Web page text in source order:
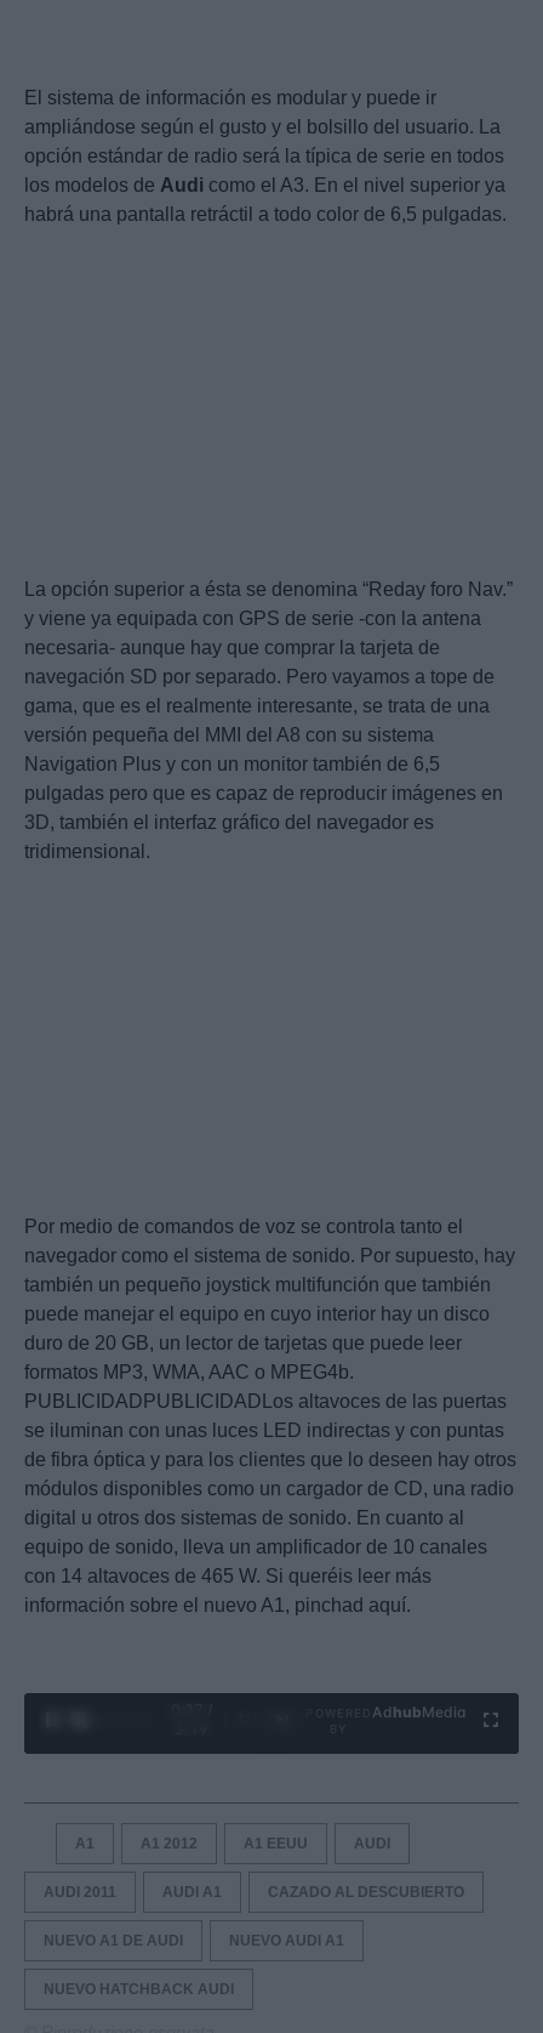
El sistema de información es modular y puede ir
ampliándose según el gusto y el bolsillo del usuario. La
opción estándar de radio será la típica de serie en todos
los modelos de Audi como el A3. En el nivel superior ya
habrá una pantalla retráctil a todo color de 6,5 pulgadas.
La opción superior a ésta se denomina “Reday foro Nav.”
y viene ya equipada con GPS de serie -con la antena
necesaria- aunque hay que comprar la tarjeta de
navegación SD por separado. Pero vayamos a tope de
gama, que es el realmente interesante, se trata de una
versión pequeña del MMI del A8 con su sistema
Navigation Plus y con un monitor también de 6,5
pulgadas pero que es capaz de reproducir imágenes en
3D, también el interfaz gráfico del navegador es
tridimensional.
Por medio de comandos de voz se controla tanto el
navegador como el sistema de sonido. Por supuesto, hay
también un pequeño joystick multifunción que también
puede manejar el equipo en cuyo interior hay un disco
duro de 20 GB, un lector de tarjetas que puede leer
formatos MP3, WMA, AAC o MPEG4b.
PUBLICIDADPUBLICIDADLos altavoces de las puertas
se iluminan con unas luces LED indirectas y con puntas
de fibra óptica y para los clientes que lo deseen hay otros
módulos disponibles como un cargador de CD, una radio
digital u otros dos sistemas de sonido. En cuanto al
equipo de sonido, lleva un amplificador de 10 canales
con 14 altavoces de 465 W. Si queréis leer más
información sobre el nuevo A1, pinchad aquí.
Ad hubMedia
A1 A1 2012 A1 EEUU AUDI
AUDI 2011 AUDI A1 CAZADO AL DESCUBIERTO
NUEVO A1 DE AUDI NUEVO AUDI A1
NUEVO HATCHBACK AUDI